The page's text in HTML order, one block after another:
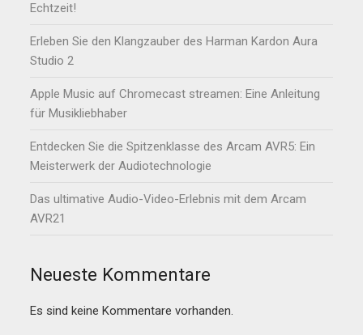
Echtzeit!
Erleben Sie den Klangzauber des Harman Kardon Aura
Studio 2
Apple Music auf Chromecast streamen: Eine Anleitung
für Musikliebhaber
Entdecken Sie die Spitzenklasse des Arcam AVR5: Ein
Meisterwerk der Audiotechnologie
Das ultimative Audio-Video-Erlebnis mit dem Arcam
AVR21
Neueste Kommentare
Es sind keine Kommentare vorhanden.